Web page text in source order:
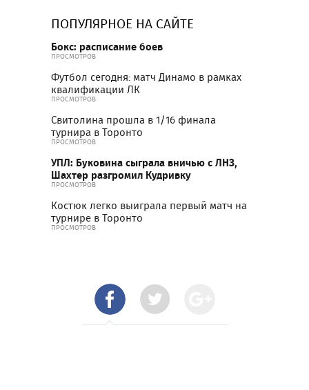
ПОПУЛЯРНОЕ НА САЙТЕ
Бокс: расписание боев
ПРОСМОТРОВ
Футбол сегодня: матч Динамо в рамках
квалификации ЛК
ПРОСМОТРОВ
Свитолина прошла в 1/16 финала
турнира в Торонто
ПРОСМОТРОВ
УПЛ: Буковина сыграла вничью с ЛНЗ,
Шахтер разгромил Кудривку
ПРОСМОТРОВ
Костюк легко выиграла первый матч на
турнире в Торонто
ПРОСМОТРОВ